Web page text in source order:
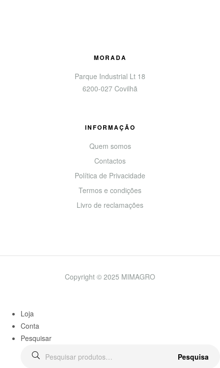
MORADA
Parque Industrial Lt 18
6200-027 Covilhã
INFORMAÇÃO
Quem somos
Contactos
Política de Privacidade
Termos e condições
Livro de reclamações
Copyright © 2025 MIMAGRO
Loja
Conta
Pesquisar
Pesquisa